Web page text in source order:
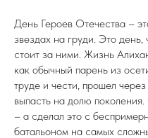
День Героев Отечества –
звездах на груди. Это день,
стоит за ними. Жизнь
как обычный парень из
труде и чести, прошел
выпасть на долю
– а сделал это с
батальоном на самых